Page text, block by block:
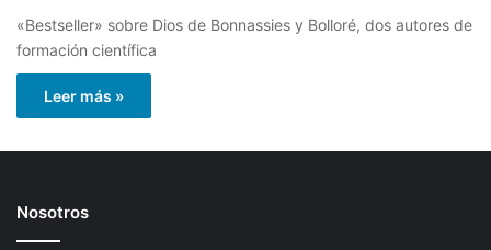
«Bestseller» sobre Dios de Bonnassies y Bolloré, dos autores de
formación científica
Leer más »
Nosotros